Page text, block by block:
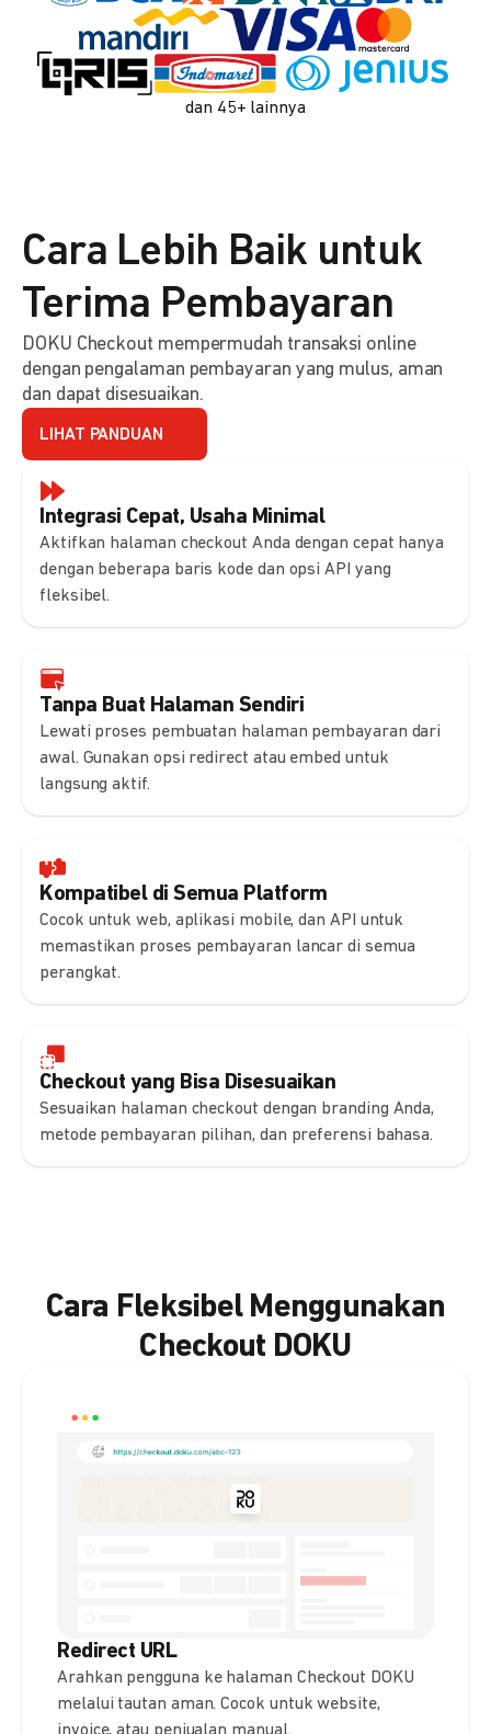
dan 45+ lainnya
Integrasi Cepat, Usaha Minimal
Aktifkan halaman checkout Anda dengan cepat hanya
dengan beberapa baris kode dan opsi API yang
fleksibel.
Tanpa Buat Halaman Sendiri
Lewati proses pembuatan halaman pembayaran dari
awal. Gunakan opsi redirect atau embed untuk
langsung aktif.
Kompatibel di Semua Platform
Cocok untuk web, aplikasi mobile, dan API untuk
memastikan proses pembayaran lancar di semua
perangkat.
Checkout yang Bisa Disesuaikan
Sesuaikan halaman checkout dengan branding Anda,
metode pembayaran pilihan, dan preferensi bahasa.
Cara Lebih Baik untuk
Terima Pembayaran
DOKU Checkout mempermudah transaksi online
dengan pengalaman pembayaran yang mulus, aman
dan dapat disesuaikan.
LIHAT PANDUAN
Cara Fleksibel Menggunakan
Checkout DOKU
Redirect URL
Arahkan pengguna ke halaman Checkout DOKU
melalui tautan aman. Cocok untuk website,